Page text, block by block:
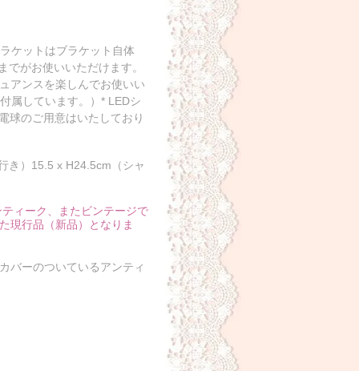
ケットはブラケット自体
がお使いいただけます。
アンスを楽しんでお使いい
属しています。）* LEDシ
球のご用意はいたしており
き）15.5 x H24.5cm（シャ
ィーク、またビンテージで
現行品（新品）となりま
バーのついているアンティ